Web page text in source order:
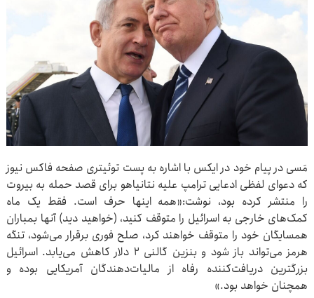
مَسی در پیام خود در ایکس با اشاره به پست توئیتری صفحه فاکس نیوز
که دعوای لفظی ادعایی ترامپ علیه نتانیاهو برای قصد حمله به بیروت
را منتشر کرده بود، نوشت:«همه اینها حرف است. فقط یک ماه
کمک‌های خارجی به اسرائیل را متوقف کنید، (خواهید دید) آنها بمباران
همسایگان خود را متوقف خواهند کرد، صلح فوری برقرار می‌شود، تنگه
هرمز می‌تواند باز شود و بنزین گالنی ۲ دلار کاهش می‌یابد. اسرائیل
بزرگترین دریافت‌کننده رفاه از مالیات‌دهندگان آمریکایی بوده و
همچنان خواهد بود.»